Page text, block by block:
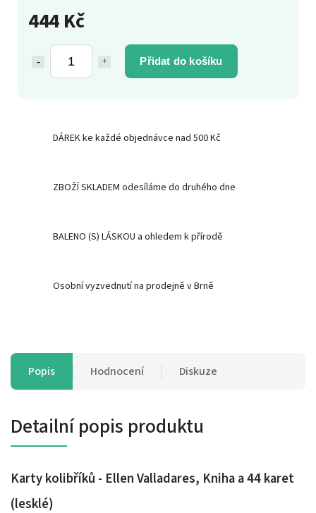
444 Kč
Přidat do košíku
DÁREK ke každé objednávce nad 500 Kč
ZBOŽÍ SKLADEM odesíláme do druhého dne
BALENO (S) LÁSKOU a ohledem k přírodě
Osobní vyzvednutí na prodejně v Brně
Popis Hodnocení Diskuze
Detailní popis produktu
Karty kolibříků - Ellen Valladares, Kniha a 44 karet
(lesklé)